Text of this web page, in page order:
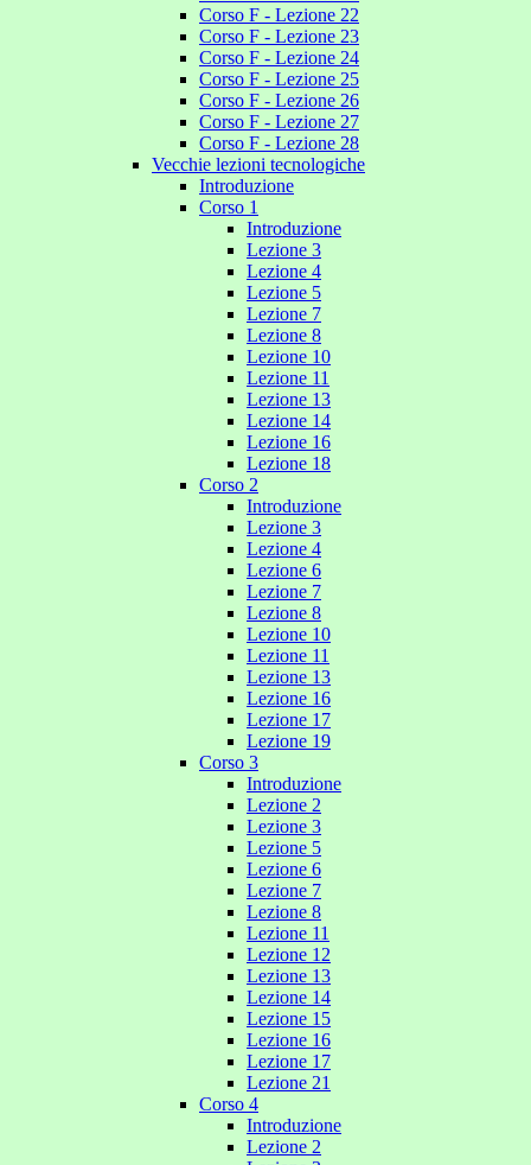
Corso F - Lezione 22
Corso F - Lezione 23
Corso F - Lezione 24
Corso F - Lezione 25
Corso F - Lezione 26
Corso F - Lezione 27
Corso F - Lezione 28
Vecchie lezioni tecnologiche
Introduzione
Corso 1
Introduzione
Lezione 3
Lezione 4
Lezione 5
Lezione 7
Lezione 8
Lezione 10
Lezione 11
Lezione 13
Lezione 14
Lezione 16
Lezione 18
Corso 2
Introduzione
Lezione 3
Lezione 4
Lezione 6
Lezione 7
Lezione 8
Lezione 10
Lezione 11
Lezione 13
Lezione 16
Lezione 17
Lezione 19
Corso 3
Introduzione
Lezione 2
Lezione 3
Lezione 5
Lezione 6
Lezione 7
Lezione 8
Lezione 11
Lezione 12
Lezione 13
Lezione 14
Lezione 15
Lezione 16
Lezione 17
Lezione 21
Corso 4
Introduzione
Lezione 2